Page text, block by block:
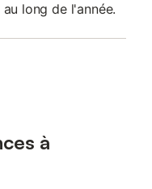
long de l'année.
à